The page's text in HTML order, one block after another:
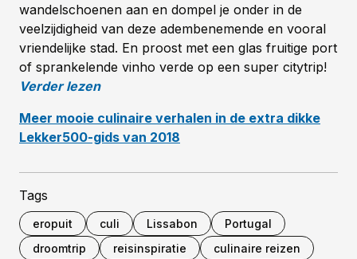
wandelschoenen aan en dompel je onder in de
veelzijdigheid van deze adembenemende en vooral
vriendelijke stad. En proost met een glas fruitige port
of sprankelende vinho verde op een super citytrip!
Verder lezen
Meer mooie culinaire verhalen in de extra dikke
Lekker500-gids van 2018
Tags
eropuit culi Lissabon
Portugal
droomtrip
reisinspiratie culinaire reizen